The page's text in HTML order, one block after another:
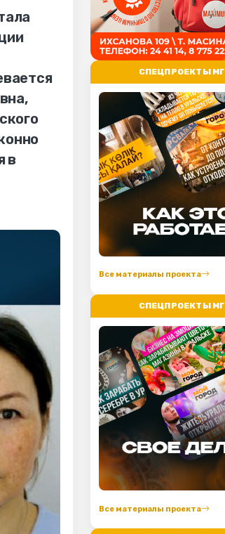
в
СПЕЦПРОЕКТЫ МГ
Все материалы проекта
СПЕЦПРОЕКТЫ МГ
Все материалы проекта